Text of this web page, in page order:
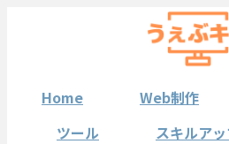
Home Web制作
ツール
スキルア